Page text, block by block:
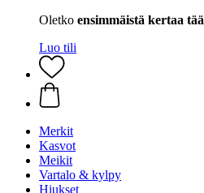
Oletko ensimmäistä kertaa
Luo tili
Merkit
Kasvot
Meikit
Vartalo & kylpy
Hiukset